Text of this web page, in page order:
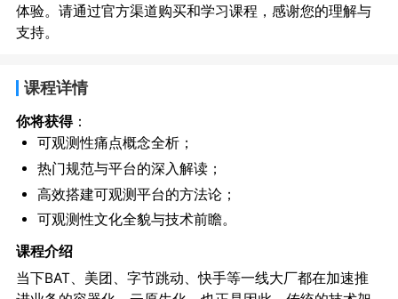
体验。请通过官方渠道购买和学习课程，感谢您的理解与
支持。
课程详情
你将获得：
可观测性痛点概念全析；
热门规范与平台的深入解读；
高效搭建可观测平台的方法论；
可观测性文化全貌与技术前瞻。
课程介绍
当下BAT、美团、字节跳动、快手等一线大厂都在加速推